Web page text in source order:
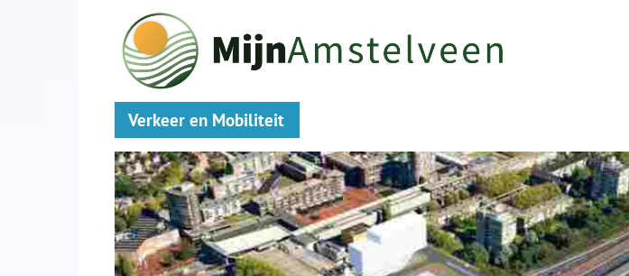
Verkeer en Mobiliteit